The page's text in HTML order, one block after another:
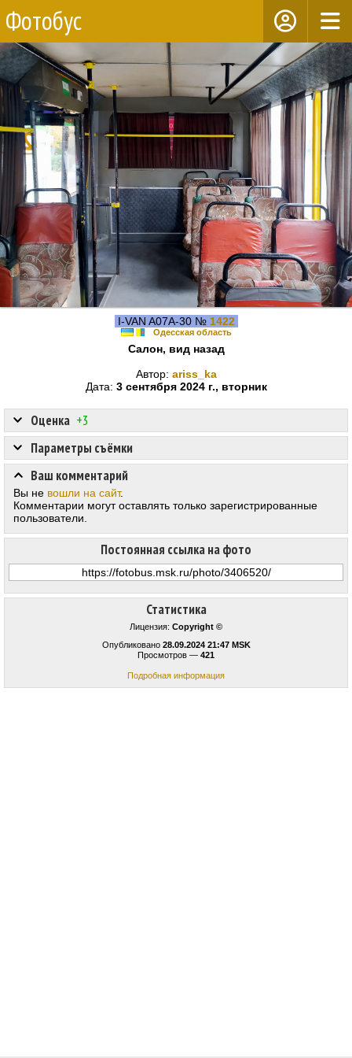
Фотобус
I-VAN A07A-30 № 1422
Одесская область
Салон, вид назад
Автор: ariss_ka
Дата: 3 сентября 2024 г., вторник
Статистика
Лицензия: Copyright ©
Опубликовано 28.09.2024 21:47 MSK
Просмотров — 421
Подробная информация
Оценка +3
Постоянная ссылка на фото
Параметры съёмки
Ваш комментарий
Вы не вошли на сайт.
Комментарии могут оставлять только зарегистрированные
пользователи.